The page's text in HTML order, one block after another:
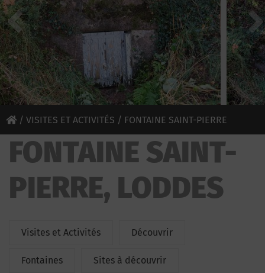
/ VISITES ET ACTIVITÉS / FONTAINE SAINT-PIERRE
FONTAINE SAINT-
PIERRE, LODDES
Visites et Activités Découvrir
Fontaines Sites à découvrir